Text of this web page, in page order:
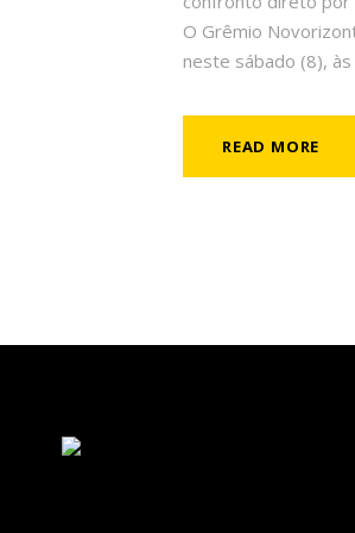
O Grêmio
neste sábado (8), às
READ MORE